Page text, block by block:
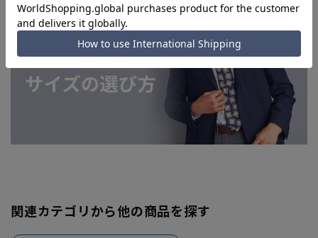
関連カテゴリから他の商品を探す